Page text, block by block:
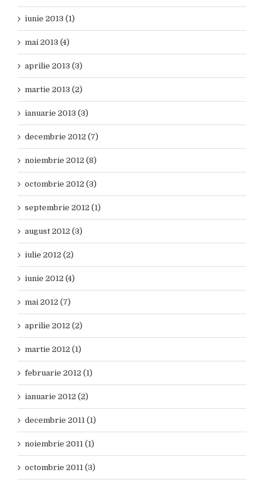
iunie 2013 (1)
mai 2013 (4)
aprilie 2013 (3)
martie 2013 (2)
ianuarie 2013 (3)
decembrie 2012 (7)
noiembrie 2012 (8)
octombrie 2012 (3)
septembrie 2012 (1)
august 2012 (3)
iulie 2012 (2)
iunie 2012 (4)
mai 2012 (7)
aprilie 2012 (2)
martie 2012 (1)
februarie 2012 (1)
ianuarie 2012 (2)
decembrie 2011 (1)
noiembrie 2011 (1)
octombrie 2011 (3)